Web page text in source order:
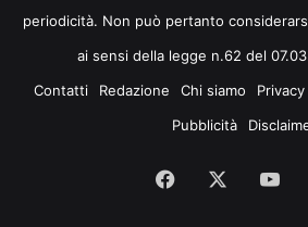
periodicità. Non può pertanto
ai sensi della legge n.62 del
Contatti
Redazione Chi siamo
Pubblicità